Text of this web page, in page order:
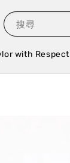
搜尋
with Respect